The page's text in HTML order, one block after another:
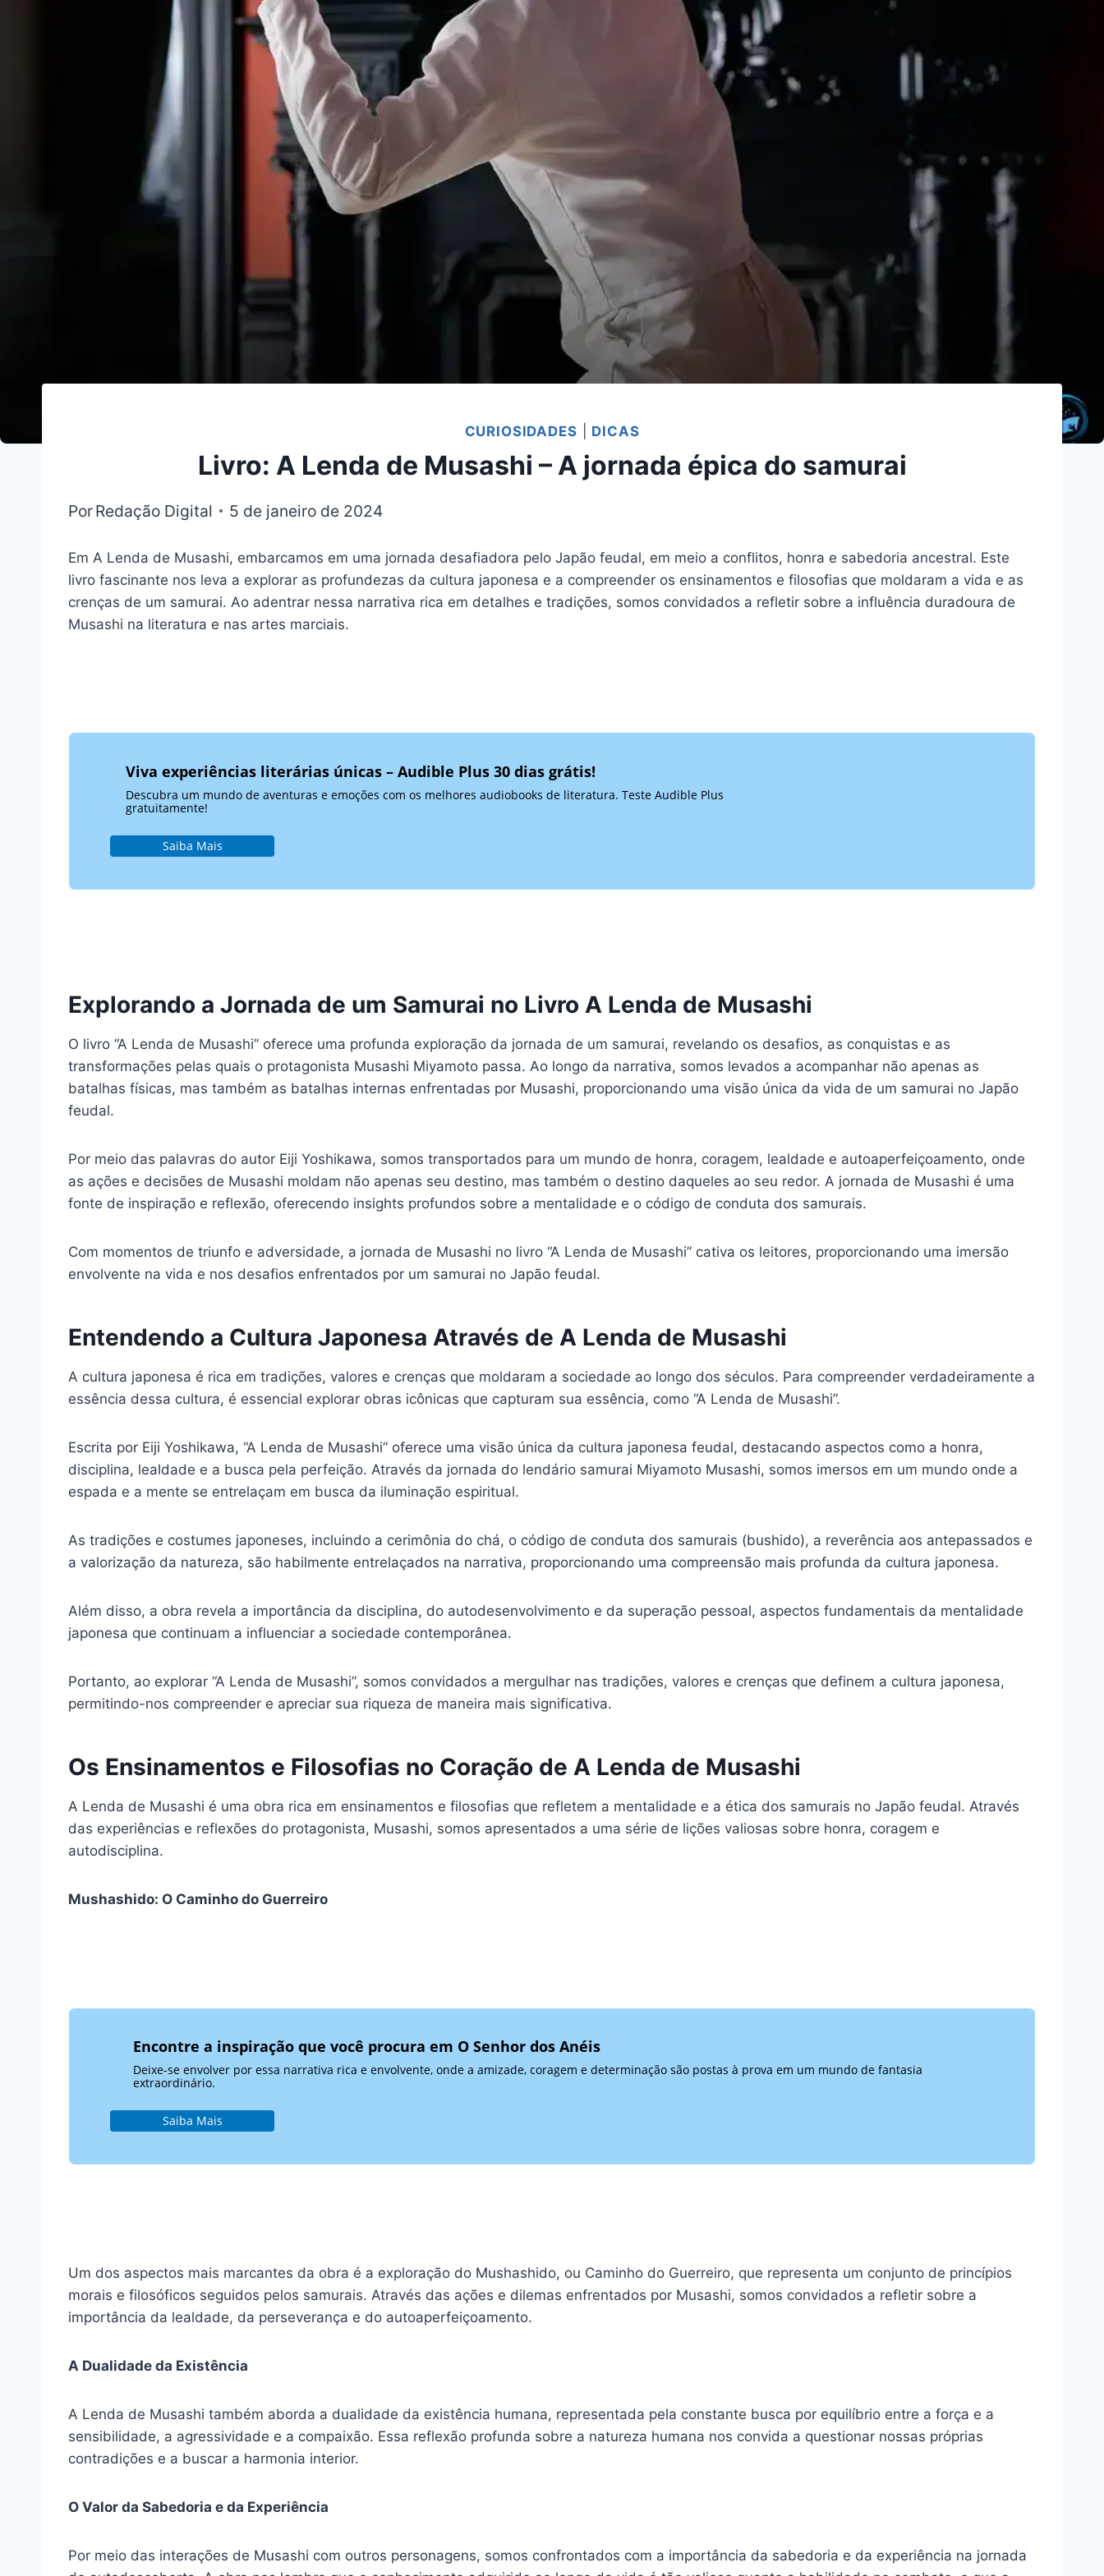
CURIOSIDADES DICAS
Livro: A Lenda de Musashi – A jornada épica do samurai
PorRedação Digital 5 de janeiro de 2024
Em A Lenda de Musashi, embarcamos em uma jornada desafiadora pelo Japão feudal, em meio a conflitos, honra e sabedoria ancestral. Este
livro fascinante nos leva a explorar as profundezas da cultura japonesa e a compreender os ensinamentos e filosofias que moldaram a vida e as
crenças de um samurai. Ao adentrar nessa narrativa rica em detalhes e tradições, somos convidados a refletir sobre a influência duradoura de
Musashi na literatura e nas artes marciais.
Viva experiências literárias únicas – Audible Plus 30 dias grátis!
Descubra um mundo de aventuras e emoções com os melhores audiobooks de literatura. Teste Audible Plus
gratuitamente!
Saiba Mais
Explorando a Jornada de um Samurai no Livro A Lenda de Musashi
O livro “A Lenda de Musashi” oferece uma profunda exploração da jornada de um samurai, revelando os desafios, as conquistas e as
transformações pelas quais o protagonista Musashi Miyamoto passa. Ao longo da narrativa, somos levados a acompanhar não apenas as
batalhas físicas, mas também as batalhas internas enfrentadas por Musashi, proporcionando uma visão única da vida de um samurai no Japão
feudal.
Por meio das palavras do autor Eiji Yoshikawa, somos transportados para um mundo de honra, coragem, lealdade e autoaperfeiçoamento, onde
as ações e decisões de Musashi moldam não apenas seu destino, mas também o destino daqueles ao seu redor. A jornada de Musashi é uma
fonte de inspiração e reflexão, oferecendo insights profundos sobre a mentalidade e o código de conduta dos samurais.
Com momentos de triunfo e adversidade, a jornada de Musashi no livro “A Lenda de Musashi” cativa os leitores, proporcionando uma imersão
envolvente na vida e nos desafios enfrentados por um samurai no Japão feudal.
Entendendo a Cultura Japonesa Através de A Lenda de Musashi
A cultura japonesa é rica em tradições, valores e crenças que moldaram a sociedade ao longo dos séculos. Para compreender verdadeiramente a
essência dessa cultura, é essencial explorar obras icônicas que capturam sua essência, como “A Lenda de Musashi”.
Escrita por Eiji Yoshikawa, “A Lenda de Musashi” oferece uma visão única da cultura japonesa feudal, destacando aspectos como a honra,
disciplina, lealdade e a busca pela perfeição. Através da jornada do lendário samurai Miyamoto Musashi, somos imersos em um mundo onde a
espada e a mente se entrelaçam em busca da iluminação espiritual.
As tradições e costumes japoneses, incluindo a cerimônia do chá, o código de conduta dos samurais (bushido), a reverência aos antepassados e
a valorização da natureza, são habilmente entrelaçados na narrativa, proporcionando uma compreensão mais profunda da cultura japonesa.
Além disso, a obra revela a importância da disciplina, do autodesenvolvimento e da superação pessoal, aspectos fundamentais da mentalidade
japonesa que continuam a influenciar a sociedade contemporânea.
Portanto, ao explorar “A Lenda de Musashi”, somos convidados a mergulhar nas tradições, valores e crenças que definem a cultura japonesa,
permitindo-nos compreender e apreciar sua riqueza de maneira mais significativa.
Os Ensinamentos e Filosofias no Coração de A Lenda de Musashi
A Lenda de Musashi é uma obra rica em ensinamentos e filosofias que refletem a mentalidade e a ética dos samurais no Japão feudal. Através
das experiências e reflexões do protagonista, Musashi, somos apresentados a uma série de lições valiosas sobre honra, coragem e
autodisciplina.
Mushashido: O Caminho do Guerreiro
Encontre a inspiração que você procura em O Senhor dos Anéis
Deixe-se envolver por essa narrativa rica e envolvente, onde a amizade, coragem e determinação são postas à prova em um mundo de fantasia
extraordinário.
Saiba Mais
Um dos aspectos mais marcantes da obra é a exploração do Mushashido, ou Caminho do Guerreiro, que representa um conjunto de princípios
morais e filosóficos seguidos pelos samurais. Através das ações e dilemas enfrentados por Musashi, somos convidados a refletir sobre a
importância da lealdade, da perseverança e do autoaperfeiçoamento.
A Dualidade da Existência
A Lenda de Musashi também aborda a dualidade da existência humana, representada pela constante busca por equilíbrio entre a força e a
sensibilidade, a agressividade e a compaixão. Essa reflexão profunda sobre a natureza humana nos convida a questionar nossas próprias
contradições e a buscar a harmonia interior.
O Valor da Sabedoria e da Experiência
Por meio das interações de Musashi com outros personagens, somos confrontados com a importância da sabedoria e da experiência na jornada